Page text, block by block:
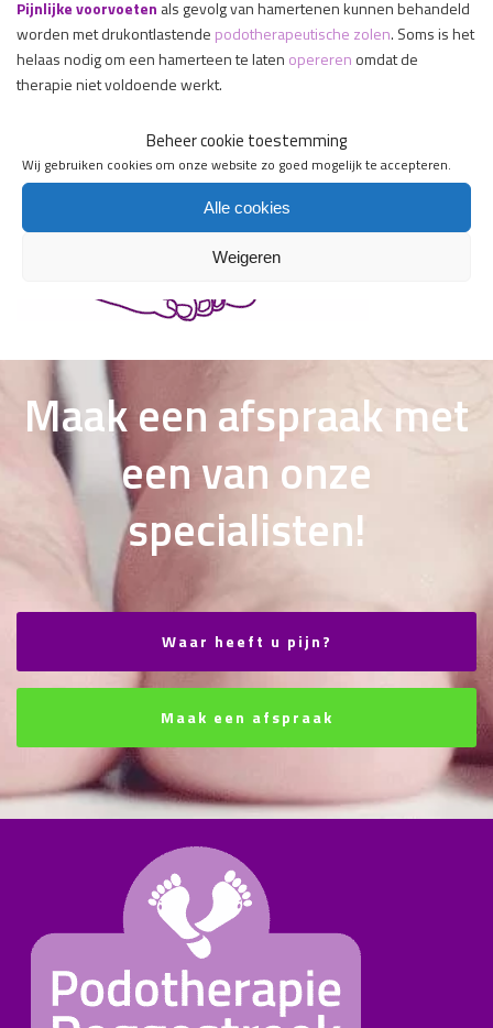
Beheer cookie toestemming
Wij gebruiken cookies om onze website zo goed mogelijk te accepteren.
Alle cookies
Weigeren
Pijnlijke voorvoeten als gevolg van hamertenen kunnen behandeld
worden met drukontlastende podotherapeutische zolen. Soms is het
helaas nodig om een hamerteen te laten opereren omdat de
therapie niet voldoende werkt.
Maak een afspraak met
een van onze
specialisten!
Waar heeft u pijn?
Maak een afspraak